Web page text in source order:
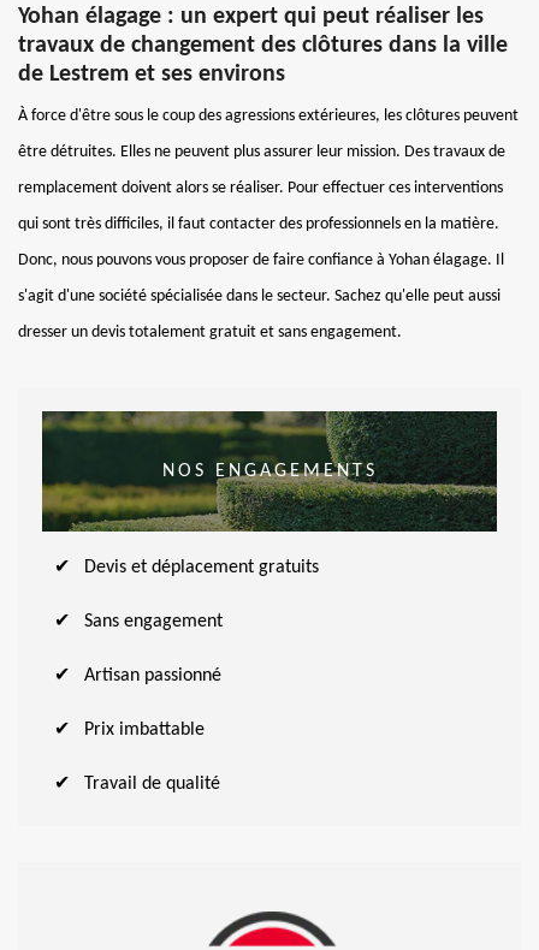
Yohan élagage : un expert qui peut réaliser les
travaux de changement des clôtures dans la ville
de Lestrem et ses environs
À force d'être sous le coup des agressions extérieures, les clôtures peuvent
être détruites. Elles ne peuvent plus assurer leur mission. Des travaux de
remplacement doivent alors se réaliser. Pour effectuer ces interventions
qui sont très difficiles, il faut contacter des professionnels en la matière.
Donc, nous pouvons vous proposer de faire confiance à Yohan élagage. Il
s'agit d'une société spécialisée dans le secteur. Sachez qu'elle peut aussi
dresser un devis totalement gratuit et sans engagement.
NOS ENGAGEMENTS
Devis et déplacement gratuits
Sans engagement
Artisan passionné
Prix imbattable
Travail de qualité